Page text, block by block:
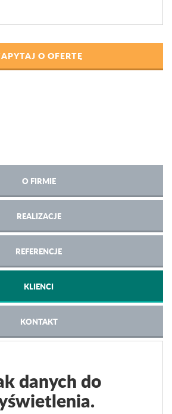
O OFERTĘ
O FIRMIE
REALIZACJE
REFERENCJE
KLIENCI
KONTAKT
danych do